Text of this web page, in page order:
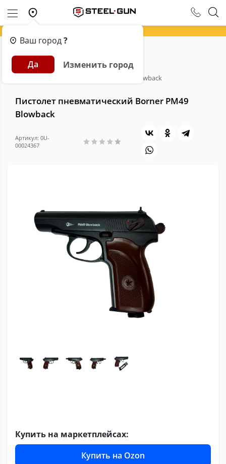
Ваш город?
Да Изменить город
Главная Каталог
Пневматические пистолеты
Пистолет пневматический Borner PM49 Blowback
Пистолет пневматический Borner PM49
Blowback
Артикул: 0U-
00024367
Купить на маркетплейсах:
Купить на Ozon